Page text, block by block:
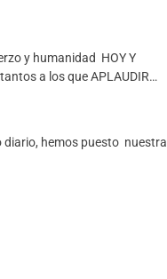
y humanidad HOY Y
a los que APLAUDIR…
diario, hemos puesto nuestra